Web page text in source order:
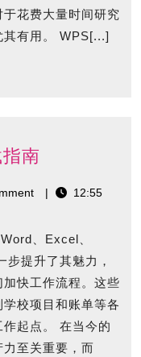
花费大量时间研究
其有用。 WPS[...]
南
文
户
的
便
利
下
载
12:55
、Excel、
提升了其魅力，
快工作流程。这些
校项目和账单等各
起点。 在当今的
至关重要，而